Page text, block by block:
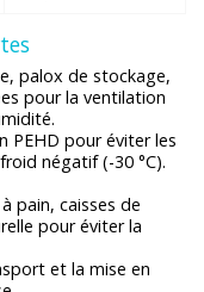
palox de stockage,
pour la ventilation
PEHD pour éviter les
négatif (-30 °C).
pain, caisses de
pour éviter la
et la mise en